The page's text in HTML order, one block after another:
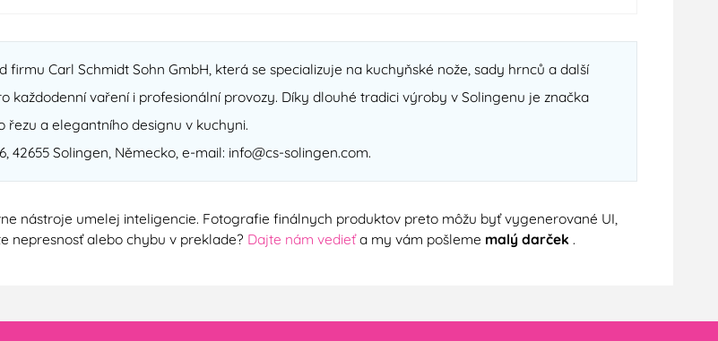
firmu Carl Schmidt Sohn GmbH, která se specializuje na kuchyňské nože, sady hrnců a další
každodenní vaření i profesionální provozy. Díky dlouhé tradici výroby v Solingenu je značka
a elegantního designu v kuchyni.
42655 Solingen, Německo, e‑mail: info@cs-solingen.com.
nástroje umelej inteligencie. Fotografie finálnych produktov preto môžu byť vygenerované UI,
nepresnosť alebo chybu v preklade? Dajte nám vedieťa my vám pošleme malý darček .